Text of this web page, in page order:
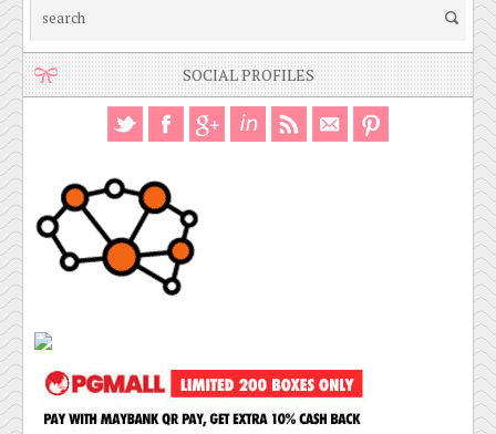
SOCIAL PROFILES